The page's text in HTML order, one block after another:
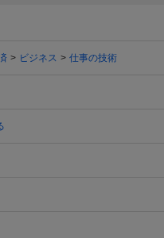
ビジネス 仕事の技術